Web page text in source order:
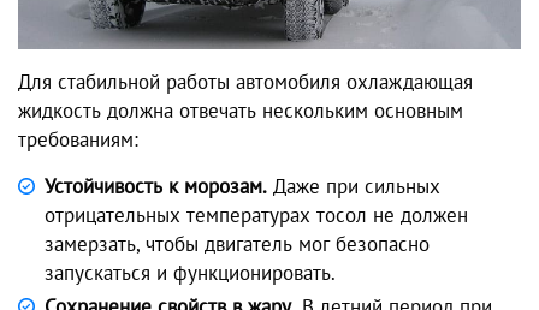
Для стабильной работы автомобиля охлаждающая
жидкость должна отвечать нескольким основным
требованиям:
Устойчивость к морозам. Даже при сильных
отрицательных температурах тосол не должен
замерзать, чтобы двигатель мог безопасно
запускаться и функционировать.